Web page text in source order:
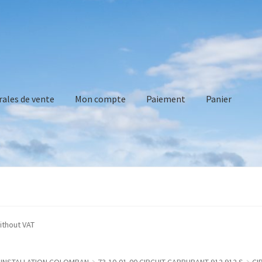
de vente Mon compte Paiement Panier
without VAT